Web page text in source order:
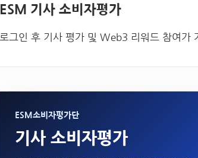
ESM 기사 소비자평가
로그인 후 기사 평가 및 Web3 리워드 참여가
ESM소비자평가단
기사 소비자평가